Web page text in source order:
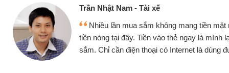
đều vay
tiếp tục mua
Tôi kinh doanh buôn bán
hàng, nhờ biết đến website
quyết được công việc của